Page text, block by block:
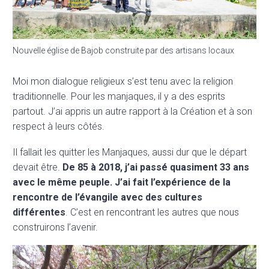
Nouvelle église de Bajob construite par des artisans locaux
Moi mon dialogue religieux s’est tenu avec la religion
traditionnelle. Pour les manjaques, il y a des esprits
partout. J’ai appris un autre rapport à la Création et à son
respect à leurs côtés.
Il fallait les quitter les Manjaques, aussi dur que le départ
devait être. De 85 à 2018, j’ai passé quasiment 33 ans
avec le même peuple. J’ai fait l’expérience de la
rencontre de l’évangile avec des cultures
différentes . C’est en rencontrant les autres que nous
construirons l’avenir.